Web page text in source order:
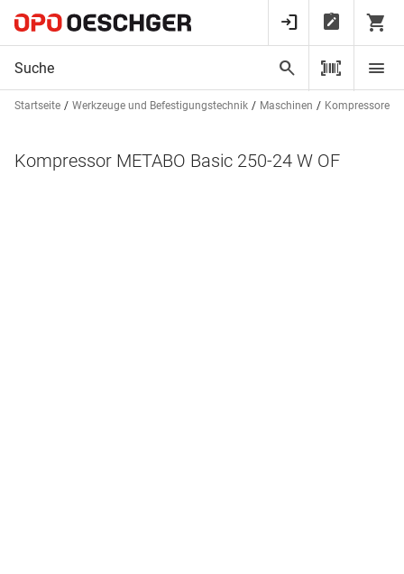
Startseite Werkzeuge und Befestigungstechnik Maschinen Kompressoren
Kompressor METABO Basic 250-24 W OF